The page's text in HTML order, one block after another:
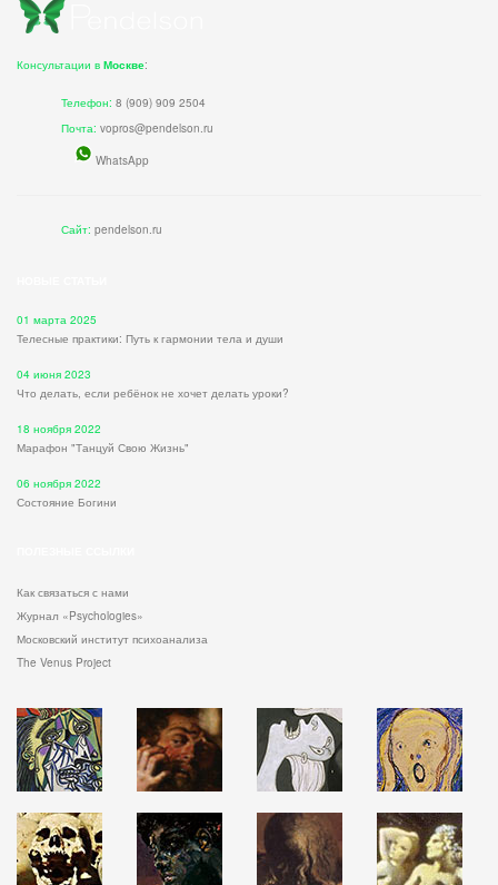
Консультации в Москве:
Телефон: 8 (909) 909 2504
Почта: vopros@pendelson.ru
WhatsApp
Сайт: pendelson.ru
01 марта 2025
Телесные практики: Путь к гармонии тела и души
04 июня 2023
Что делать, если ребёнок не хочет делать уроки?
18 ноября 2022
Марафон "Танцуй Свою Жизнь"
06 ноября 2022
Состояние Богини
Как связаться с нами
Журнал «Psychologies»
Московский институт психоанализа
The Venus Project